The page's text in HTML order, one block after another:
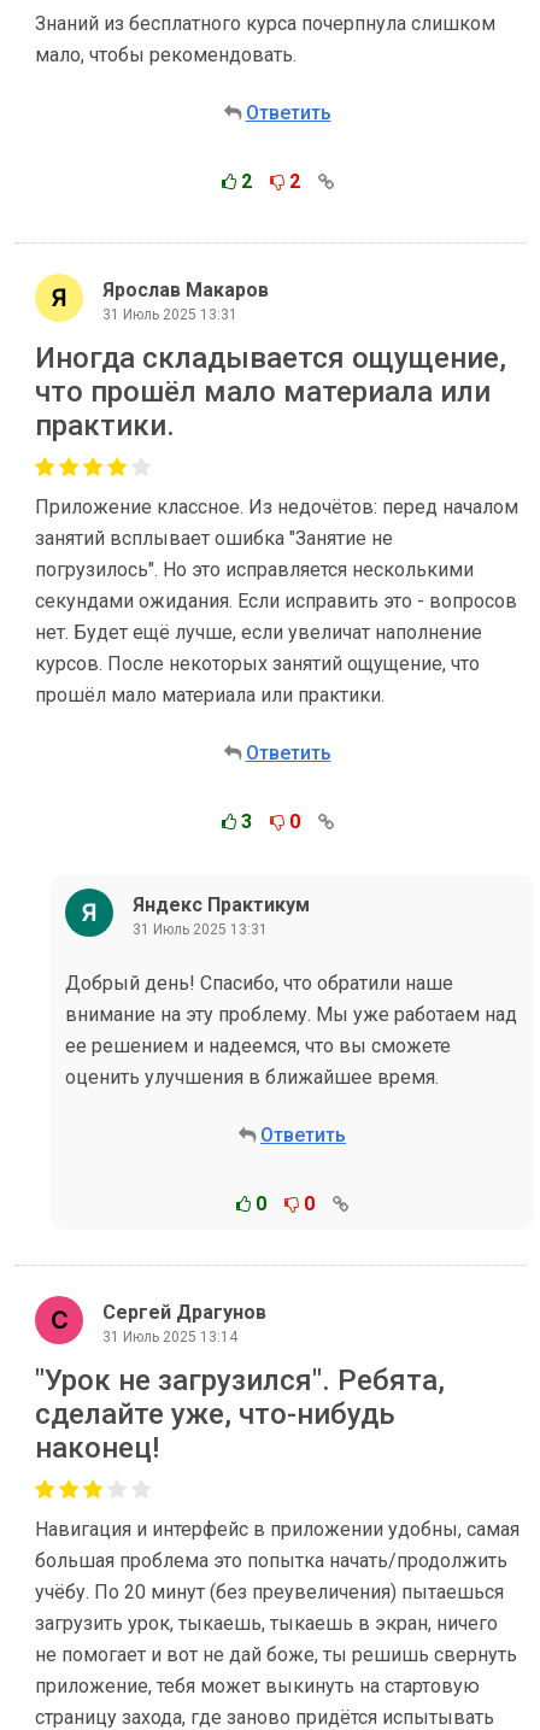
Знаний из бесплатного курса почерпнула слишком
мало, чтобы рекомендовать.
Ответить
2 2
Ярослав Макаров
31 Июль 2025 13:31
Иногда складывается ощущение,
что прошёл мало материала или
практики.
Приложение классное. Из недочётов: перед началом
занятий всплывает ошибка "Занятие не
погрузилось". Но это исправляется несколькими
секундами ожидания. Если исправить это - вопросов
нет. Будет ещё лучше, если увеличат наполнение
курсов. После некоторых занятий ощущение, что
прошёл мало материала или практики.
Ответить
3 0
Яндекс Практикум
31 Июль 2025 13:31
Добрый день! Спасибо, что обратили наше
внимание на эту проблему. Мы уже работаем над
ее решением и надеемся, что вы сможете
оценить улучшения в ближайшее время.
Ответить
0 0
Сергей Драгунов
31 Июль 2025 13:14
"Урок не загрузился". Ребята,
сделайте уже, что-нибудь
наконец!
Навигация и интерфейс в приложении удобны, самая
большая проблема это попытка начать/продолжить
учёбу. По 20 минут (без преувеличения) пытаешься
загрузить урок, тыкаешь, тыкаешь в экран, ничего
не помогает и вот не дай боже, ты решишь свернуть
приложение, тебя может выкинуть на стартовую
страницу захода, где заново придётся испытывать